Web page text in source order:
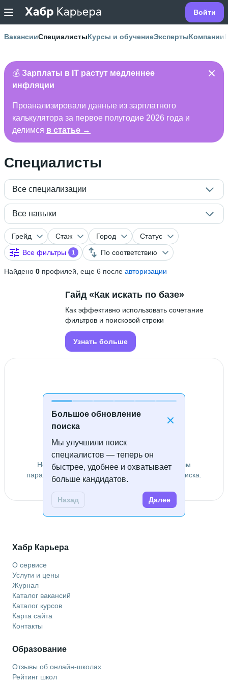
Войти
ВакансииСпециалистыКурсы и обучениеЭкспертыКомпании
💰 Зарплаты в IT растут медленнее
инфляции
Проанализировали данные из зарплатного
калькулятора за первое полугодие 2026 года и
делимся в статье →
Специалисты
Все специализации
Все навыки
Грейд Стаж Город
Статус
Все фильтры
1 По соответствию
Найдено 0 профилей, еще 6 после авторизации
Большое обновление
поиска
Мы улучшили поиск
специалистов — теперь он
быстрее, удобнее и охватывает
больше кандидатов.
Назад Далее
Гайд «Как искать по базе»
Как эффективно использовать сочетание
фильтров и поисковой строки
Узнать больше
Специалисты не найдены
Не удалось найти специалистов по заданным
параметрам. Попробуйте изменить условия поиска.
Хабр Карьера
О сервисе
Услуги и цены
Журнал
Каталог вакансий
Каталог курсов
Карта сайта
Контакты
Образование
Отзывы об онлайн-школах
Рейтинг школ